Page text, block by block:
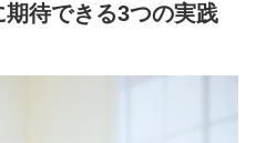
待できる3つの実践